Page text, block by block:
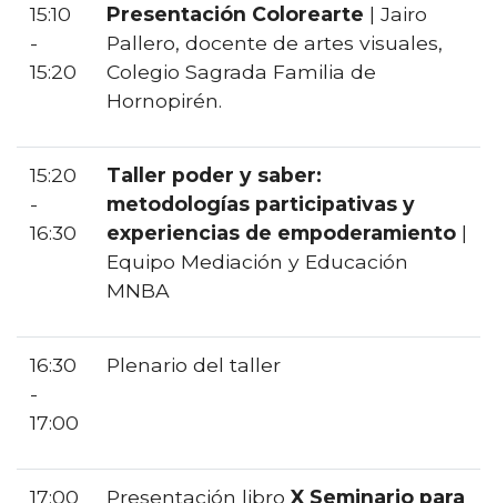
15:10
-
15:20
Presentación Colorearte | Jairo
Pallero, docente de artes visuales,
Colegio Sagrada Familia de
Hornopirén.
15:20
-
16:30
Taller poder y saber:
metodologías participativas y
experiencias de empoderamiento |
Equipo Mediación y Educación
MNBA
16:30
-
17:00
Plenario del taller
17:00
Presentación libro X Seminario para